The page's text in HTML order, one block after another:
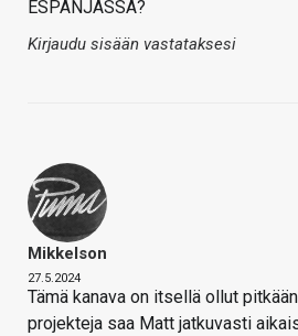
ESPANJASSA?
Kirjaudu sisään vastataksesi
Mikkelson
27.5.2024
Tämä kanava on itsellä ollut
projekteja saa Matt jatkuvasti